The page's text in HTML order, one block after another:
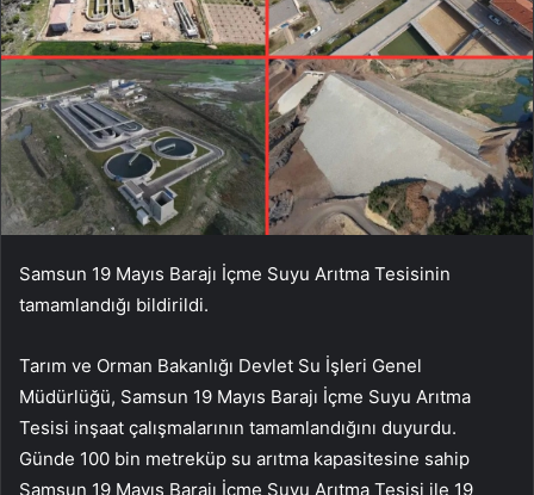
Samsun 19 Mayıs Barajı İçme Suyu Arıtma Tesisinin
tamamlandığı bildirildi.
Tarım ve Orman Bakanlığı Devlet Su İşleri Genel
Müdürlüğü, Samsun 19 Mayıs Barajı İçme Suyu Arıtma
Tesisi inşaat çalışmalarının tamamlandığını duyurdu.
Günde 100 bin metreküp su arıtma kapasitesine sahip
Samsun 19 Mayıs Barajı İçme Suyu Arıtma Tesisi ile 19